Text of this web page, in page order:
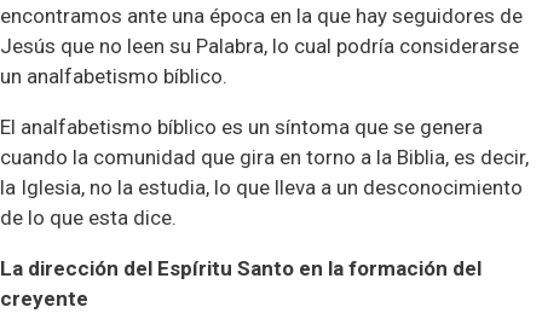
encontramos ante una época en la que hay seguidores de
Jesús que no leen su Palabra, lo cual podría considerarse
un analfabetismo bíblico.
El analfabetismo bíblico es un síntoma que se genera
cuando la comunidad que gira en torno a la Biblia, es decir,
la Iglesia, no la estudia, lo que lleva a un desconocimiento
de lo que esta dice.
La dirección del Espíritu Santo en la formación del
creyente